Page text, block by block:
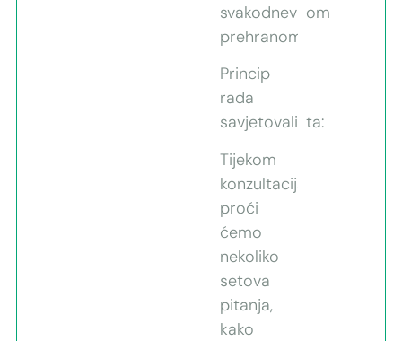
svakodnevnom
prehranom.
Princip
rada
savjetovališta:
Tijekom
konzultacija
proći
ćemo
nekoliko
setova
pitanja,
kako